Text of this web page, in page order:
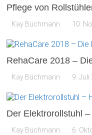
Pflege von
Kay Büchmann 10.
RehaCare 2018 –
Kay Büchmann 9. Juli
Der Elektrorollstuhl
Kay Büchmann 6.